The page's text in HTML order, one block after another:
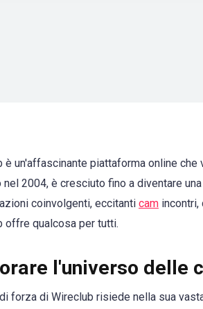
è un'affascinante piattaforma online che
nel 2004, è cresciuto fino a diventare
coinvolgenti, eccitanti cam incontri,
offre qualcosa per tutti.
l'universo delle
forza di Wireclub risiede nella sua